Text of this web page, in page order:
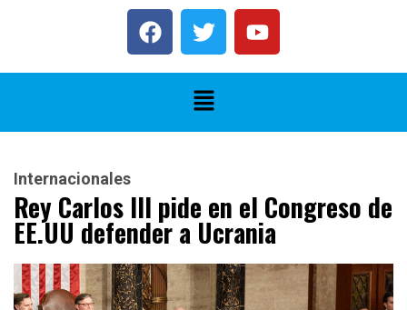
Internacionales
Rey Carlos III pide en el Congreso de
EE.UU defender a Ucrania